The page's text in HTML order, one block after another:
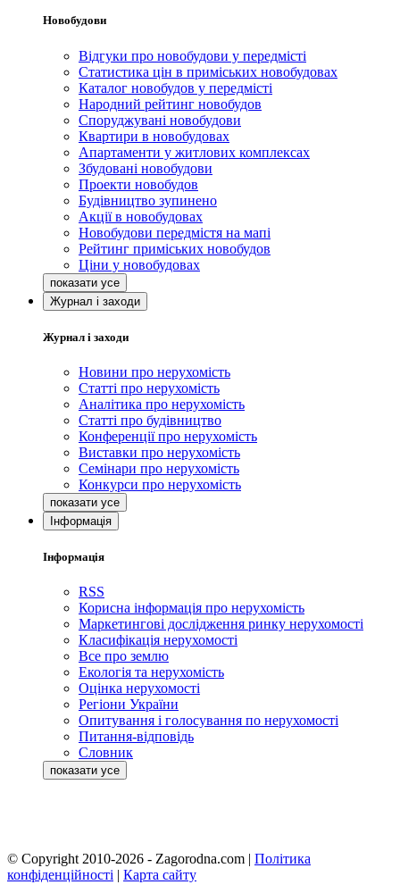
Новобудови
Відгуки про новобудови у передмісті
Статистика цін в приміських новобудовах
Каталог новобудов у передмісті
Народний рейтинг новобудов
Споруджувані новобудови
Квартири в новобудовах
Апартаменти у житлових комплексах
Збудовані новобудови
Проекти новобудов
Будівництво зупинено
Акції в новобудовах
Новобудови передмістя на мапі
Рейтинг приміських новобудов
Ціни у новобудовах
Журнал і заходи
Журнал і заходи
Новини про нерухомість
Статті про нерухомість
Аналітика про нерухомість
Статті про будівництво
Конференції про нерухомість
Виставки про нерухомість
Семінари про нерухомість
Конкурси про нерухомість
Інформація
Інформація
RSS
Корисна інформація про нерухомість
Маркетингові дослідження ринку нерухомості
Класифікація нерухомості
Все про землю
Екологія та нерухомість
Оцінка нерухомості
Регіони України
Опитування і голосування по нерухомості
Питання-відповідь
Словник
© Copyright 2010-2026 - Zagorodna.com | Політика
конфіденційності | Карта сайту